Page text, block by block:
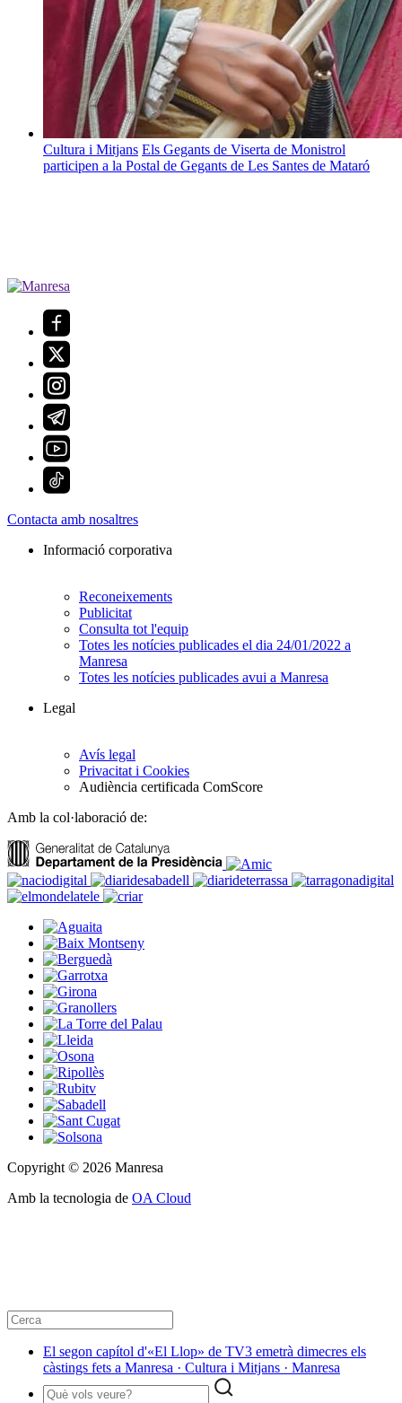
Cultura i Mitjans Els Gegants de Viserta de Monistrol
participen a la Postal de Gegants de Les Santes de Mataró
Contacta amb nosaltres
Informació corporativa
Reconeixements
Publicitat
Consulta tot l'equip
Totes les notícies publicades el dia 24/01/2022 a
Manresa
Totes les notícies publicades avui a Manresa
Legal
Avís legal
Privacitat i Cookies
Audiència certificada ComScore
Amb la col·laboració de:
Copyright © 2026 Manresa
Amb la tecnologia de OA Cloud
El segon capítol d'«El Llop» de TV3 emetrà dimecres els
càstings fets a Manresa · Cultura i Mitjans · Manresa